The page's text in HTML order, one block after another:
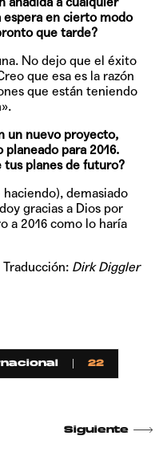
espera en cierto modo
que tarde?
No dejo que el éxito
que esa es la razón
que están teniendo
un nuevo proyecto,
para 2016.
tus planes de futuro?
haciendo), demasiado
gracias a Dios por
a 2016 como lo haría
Traducción:Dirk Diggler
22
Siguiente